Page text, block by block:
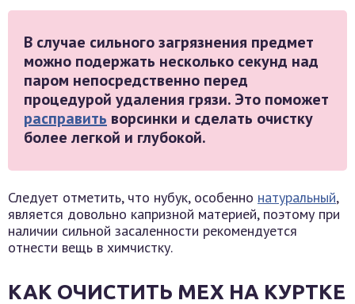
В случае сильного загрязнения предмет
можно подержать несколько секунд над
паром непосредственно перед
процедурой удаления грязи. Это поможет
расправить ворсинки и сделать очистку
более легкой и глубокой.
Следует отметить, что нубук, особенно натуральный,
является довольно капризной материей, поэтому при
наличии сильной засаленности рекомендуется
отнести вещь в химчистку.
КАК ОЧИСТИТЬ МЕХ НА КУРТКЕ